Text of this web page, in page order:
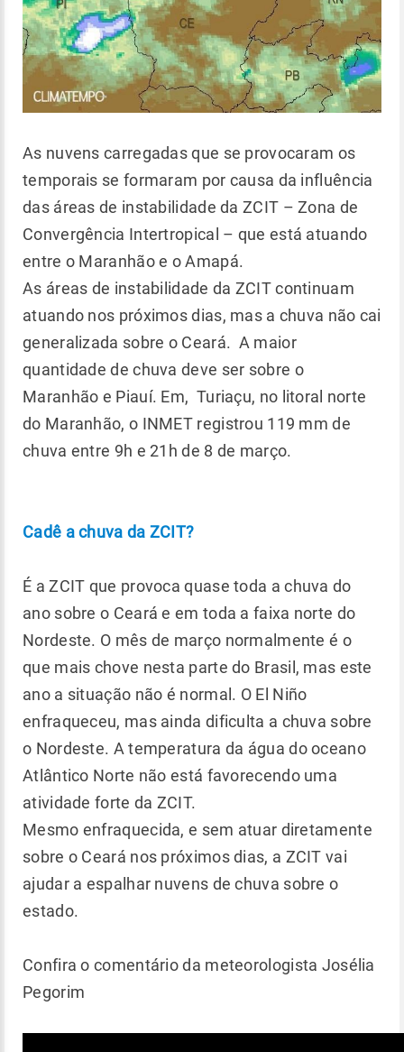
As nuvens carregadas que se provocaram os
temporais se formaram por causa da influência
das áreas de instabilidade da ZCIT – Zona de
Convergência Intertropical – que está atuando
entre o Maranhão e o Amapá.
As áreas de instabilidade da ZCIT continuam
atuando nos próximos dias, mas a chuva não cai
generalizada sobre o Ceará. A maior
quantidade de chuva deve ser sobre o
Maranhão e Piauí. Em, Turiaçu, no litoral norte
do Maranhão, o INMET registrou 119 mm de
chuva entre 9h e 21h de 8 de março.
Cadê a chuva da ZCIT?
É a ZCIT que provoca quase toda a chuva do
ano sobre o Ceará e em toda a faixa norte do
Nordeste. O mês de março normalmente é o
que mais chove nesta parte do Brasil, mas este
ano a situação não é normal. O El Niño
enfraqueceu, mas ainda dificulta a chuva sobre
o Nordeste. A temperatura da água do oceano
Atlântico Norte não está favorecendo uma
atividade forte da ZCIT.
Mesmo enfraquecida, e sem atuar diretamente
sobre o Ceará nos próximos dias, a ZCIT vai
ajudar a espalhar nuvens de chuva sobre o
estado.
Confira o comentário da meteorologista Josélia
Pegorim